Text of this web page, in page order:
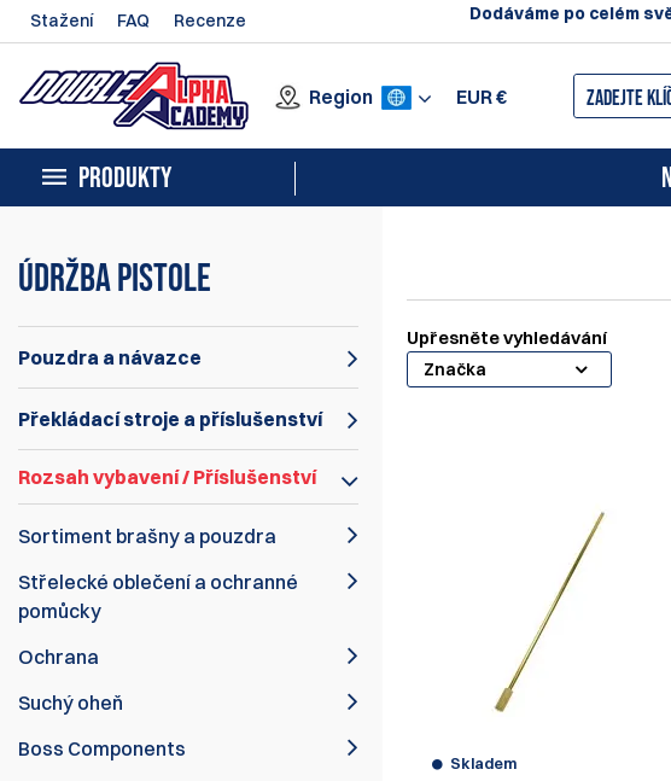
Stažení FAQ Recenze Dodáváme po celém
Region EUR€
PRODUKTY
Údržba pistole
Pouzdra a návazce
Překládací stroje a příslušenství
Rozsah vybavení / Příslušenství
Sortiment brašny a pouzdra
Střelecké oblečení a ochranné
pomůcky
Ochrana
Suchý oheň
Boss Components
Upřesněte vyhledávání
Značka
Skladem